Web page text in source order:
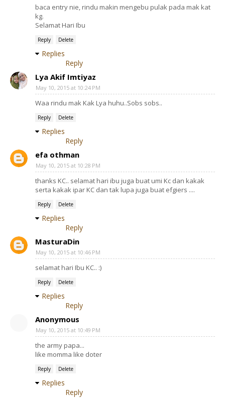
baca entry nie, rindu makin mengebu pulak pada mak kat
kg.
Selamat Hari Ibu
Reply Delete
Replies
Reply
Lya Akif Imtiyaz
May 10, 2015 at 10:24 PM
Waa rindu mak Kak Lya huhu..Sobs sobs..
Reply Delete
Replies
Reply
efa othman
May 10, 2015 at 10:28 PM
thanks KC.. selamat hari ibu juga buat umi Kc dan kakak
serta kakak ipar KC dan tak lupa juga buat efgiers ....
Reply Delete
Replies
Reply
MasturaDin
May 10, 2015 at 10:46 PM
selamat hari Ibu KC.. :)
Reply Delete
Replies
Reply
Anonymous
May 10, 2015 at 10:49 PM
the army papa...
like momma like doter
Reply Delete
Replies
Reply